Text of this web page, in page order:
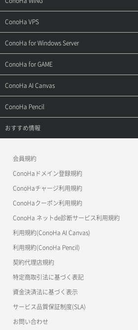
ご契約・お支払い
用語集
お問い合わせ
サポートトップ
ご利用ガイド
お乗り換えガイド
よくある質問
ConoHa VPS
サポートトップ
ご利用ガイド
APIドキュメントVPS2.0
APIドキュメントVPS3.0
ConoHa for Windows Server
サポートトップ
ご利用ガイド
APIドキュメントVPS2.0
APIドキュメントVPS3.0
ConoHa for GAME
サポートトップ
ご利用ガイド
ConoHa AI Canvas
サポートトップ
ご利用ガイド
ConoHa Pencil
サポートトップ
おすすめ情報
美雲このは徹底ガイド
会員規約
ConoHaドメイン登録規約
ConoHaチャージ利用規約
ConoHaクーポン利用規約
ConoHa ネットde診断サービス利用規約
利用規約(ConoHa AI Canvas)
利用規約(ConoHa Pencil)
契約代理店規約
特定商取引法に基づく表記
資金決済法に基づく表示
サービス品質保証制度(SLA)
お問い合わせ